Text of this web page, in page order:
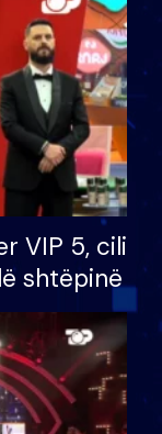
VIP 5, cili
shtëpinë